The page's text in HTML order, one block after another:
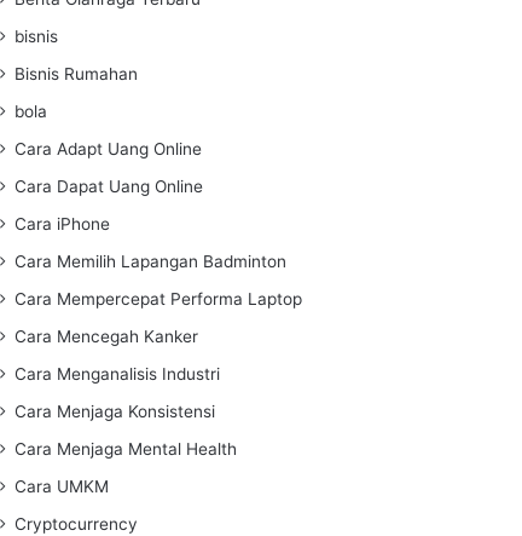
bisnis
Bisnis Rumahan
bola
Cara Adapt Uang Online
Cara Dapat Uang Online
Cara iPhone
Cara Memilih Lapangan Badminton
Cara Mempercepat Performa Laptop
Cara Mencegah Kanker
Cara Menganalisis Industri
Cara Menjaga Konsistensi
Cara Menjaga Mental Health
Cara UMKM
Cryptocurrency